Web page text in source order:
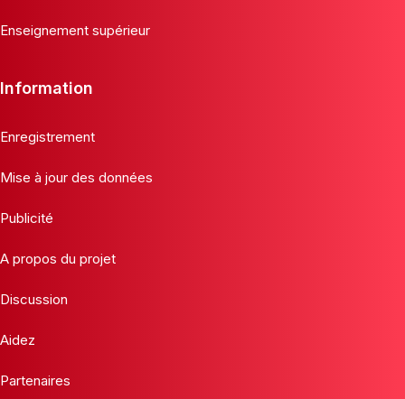
Enseignement supérieur
Information
Enregistrement
Mise à jour des données
Publicité
A propos du projet
Discussion
Aidez
Partenaires